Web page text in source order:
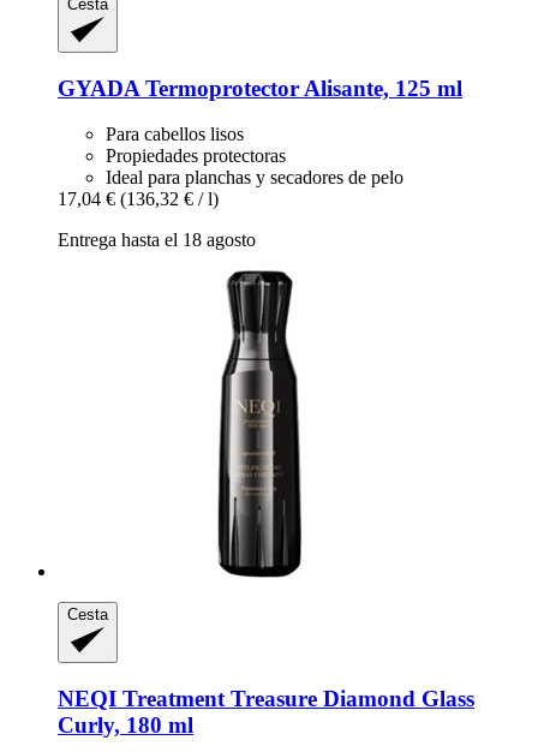
Cesta
GYADA Termoprotector Alisante, 125 ml
Para cabellos lisos
Propiedades protectoras
Ideal para planchas y secadores de pelo
17,04 € (136,32 € / l)
Entrega hasta el 18 agosto
Cesta
NEQI Treatment Treasure Diamond Glass
Curly, 180 ml